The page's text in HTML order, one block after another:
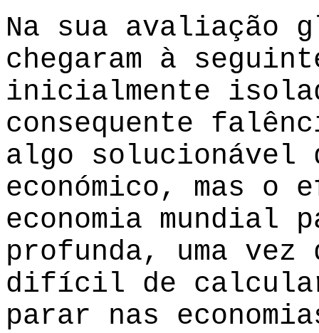
Na sua avaliação
chegaram à
inicialmente
consequente
algo solucionável
económico, mas
economia mundial
profunda, uma vez
difícil de
parar nas